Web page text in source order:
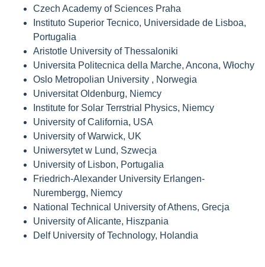
Czech Academy of Sciences Praha
Instituto Superior Tecnico, Universidade de Lisboa,
Portugalia
Aristotle University of Thessaloniki
Universita Politecnica della Marche, Ancona, Włochy
Oslo Metropolian University , Norwegia
Universitat Oldenburg, Niemcy
Institute for Solar Terrstrial Physics, Niemcy
University of California, USA
University of Warwick, UK
Uniwersytet w Lund, Szwecja
University of Lisbon, Portugalia
Friedrich-Alexander University Erlangen-
Nurembergg, Niemcy
National Technical University of Athens, Grecja
University of Alicante, Hiszpania
Delf University of Technology, Holandia